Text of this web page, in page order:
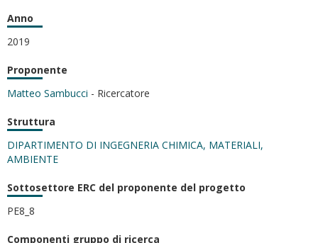
Anno
2019
Proponente
Matteo Sambucci - Ricercatore
Struttura
DIPARTIMENTO DI INGEGNERIA CHIMICA, MATERIALI,
AMBIENTE
Sottosettore ERC del proponente del progetto
PE8_8
Componenti gruppo di ricerca